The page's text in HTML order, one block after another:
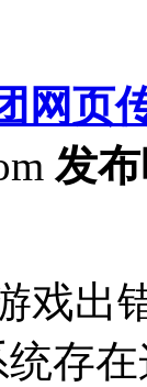
网页
发
戏出
存